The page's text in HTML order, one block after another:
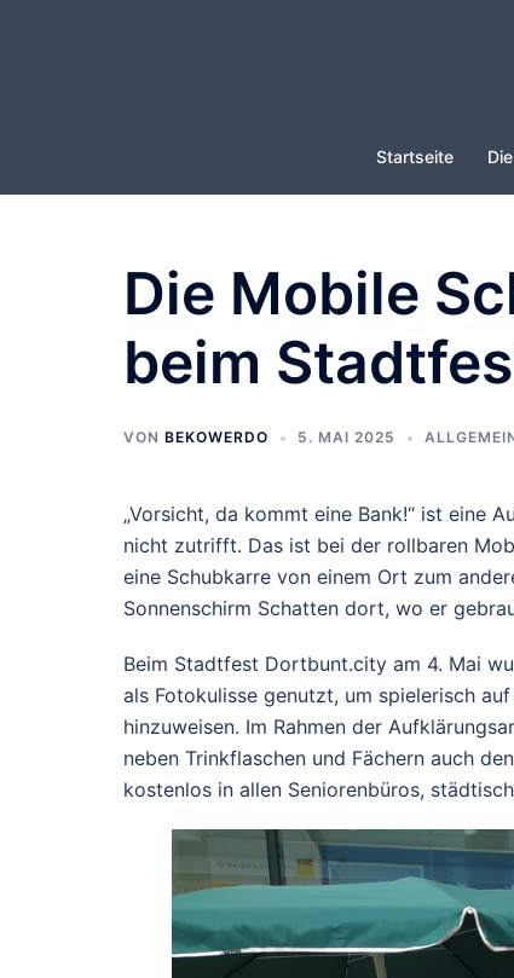
Startseite
Die Mobile
beim
VON BEKOWERDO 5. MAI 2025
„Vorsicht, da kommt eine Bank!“ ist eine
nicht zutrifft. Das ist bei der rollbaren
eine Schubkarre von einem Ort zum
Sonnenschirm Schatten dort, wo er
Beim Stadtfest Dortbunt.city am 4. Mai
als Fotokulisse genutzt, um spielerisch
hinzuweisen. Im Rahmen der
neben Trinkflaschen und Fächern auch
kostenlos in allen Seniorenbüros,